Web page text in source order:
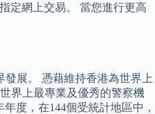
定網上交易。 當您進行更高
展。 憑藉維持香港為世界上
界上最專業及優秀的警察機
度，在144個受統計地區中，